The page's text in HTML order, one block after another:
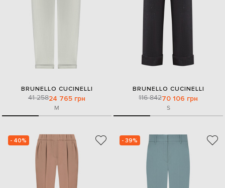
BRUNELLO CUCINELLI
41 25824 765 грн
M
BRUNELLO CUCINELLI
116 84270 106 грн
S
- 40% - 39%